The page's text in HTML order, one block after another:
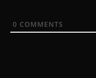
0 COMMENTS